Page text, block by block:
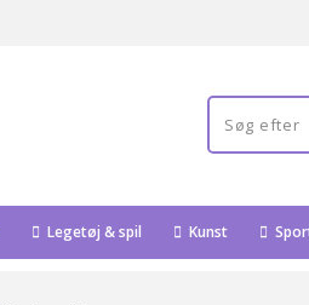
Legetøj & spil Kunst